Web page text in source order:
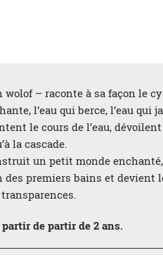
wolof – raconte à sa façon le
l’eau qui berce, l’eau
le cours de l’eau,
la cascade.
un petit monde
premiers bains et
de partir de 2 ans.